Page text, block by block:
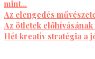
mint...
Az elengedés
Az ötletek
Hét kreatív stratégia a